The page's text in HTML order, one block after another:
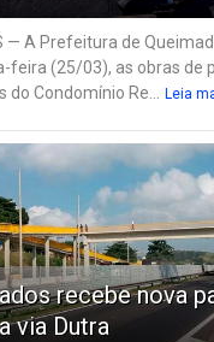
— A Prefeitura de
feira (25/03), as obras de
Condomínio Re...
Leia
recebe nova
via Dutra